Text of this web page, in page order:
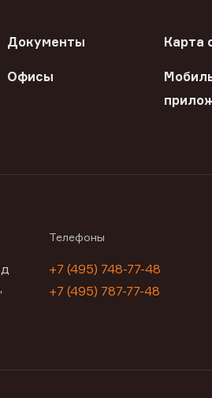
Документы Карта
Офисы
Телефоны
+7 (495) 748-77-48
+7 (495) 787-77-48